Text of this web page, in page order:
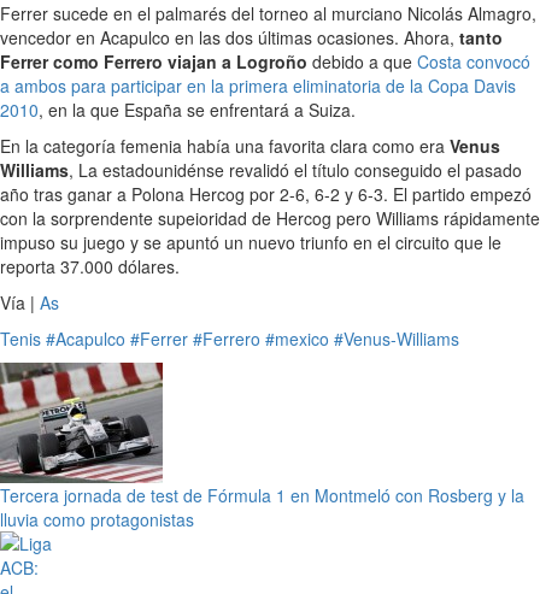
Ferrer sucede en el palmarés del torneo al murciano Nicolás Almagro,
vencedor en Acapulco en las dos últimas ocasiones. Ahora, tanto
Ferrer como Ferrero viajan a Logroño debido a que Costa convocó
a ambos para participar en la primera eliminatoria de la Copa Davis
2010, en la que España se enfrentará a Suiza.
En la categoría femenia había una favorita clara como era Venus
Williams, La estadounidénse revalidó el título conseguido el pasado
año tras ganar a Polona Hercog por 2-6, 6-2 y 6-3. El partido empezó
con la sorprendente supeioridad de Hercog pero Williams rápidamente
impuso su juego y se apuntó un nuevo triunfo en el circuito que le
reporta 37.000 dólares.
Vía | As
Tenis #Acapulco #Ferrer #Ferrero #mexico #Venus-Williams
Tercera jornada de test de Fórmula 1 en Montmeló con Rosberg y la
lluvia como protagonistas